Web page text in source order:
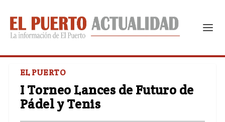
EL PUERTO
I Torneo Lances de Futuro de
Pádel y Tenis